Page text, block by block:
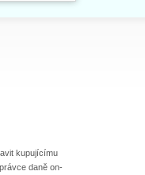
kupujícímu
daně on-